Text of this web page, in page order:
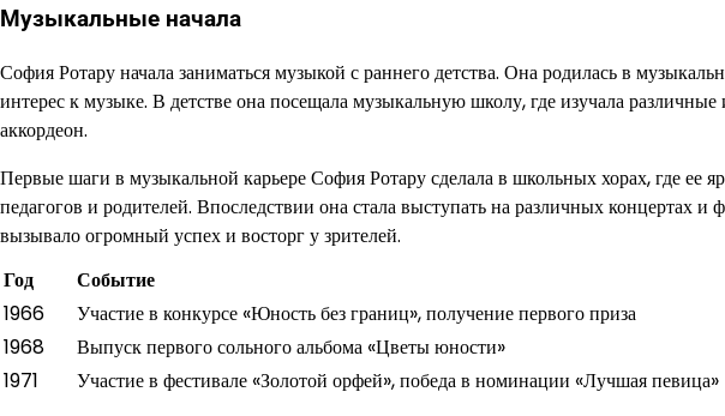
Музыкальные начала
София Ротару начала заниматься музыкой с раннего детства. Она родилась в
интерес к музыке. В детстве она посещала музыкальную школу, где изучала
аккордеон.
Первые шаги в музыкальной карьере София Ротару сделала в школьных хорах, где ее
педагогов и родителей. Впоследствии она стала выступать на различных концертах и
вызывало огромный успех и восторг у зрителей.
Год
Событие
1966
Участие в конкурсе «Юность без границ», получение первого приза
1968
Выпуск первого сольного альбома «Цветы юности»
1971
Участие в фестивале «Золотой орфей», победа в номинации «Лучшая певица»